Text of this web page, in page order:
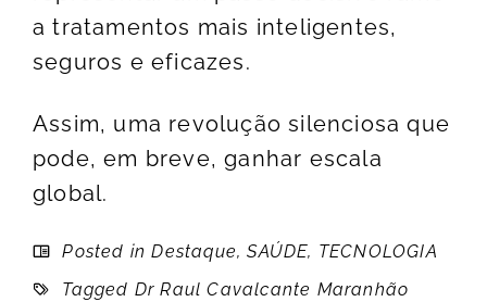
a tratamentos mais inteligentes,
seguros e eficazes.
Assim, uma revolução silenciosa que
pode, em breve, ganhar escala
global.
Posted inDestaque,SAÚDE, TECNOLOGIA
Tagged Dr Raul Cavalcante Maranhão